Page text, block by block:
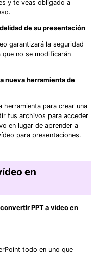
y te veas obligado a
de su presentación
garantizará la seguridad
no se modificarán
nueva herramienta de
herramienta para crear una
tus archivos para acceder
en lugar de aprender a
para presentaciones.
en
convertir PPT a vídeo en
todo en uno que